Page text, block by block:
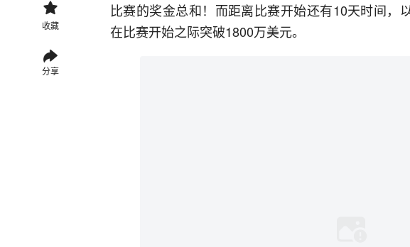
收藏
分享
比赛的奖金总和！而距离比赛开始还有10天时间，
在比赛开始之际突破1800万美元。